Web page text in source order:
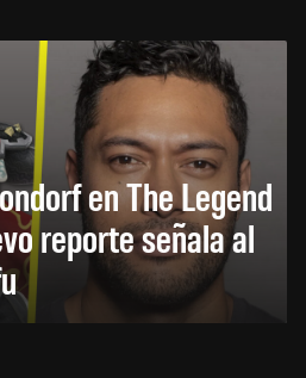
en The Legend
reporte señala al